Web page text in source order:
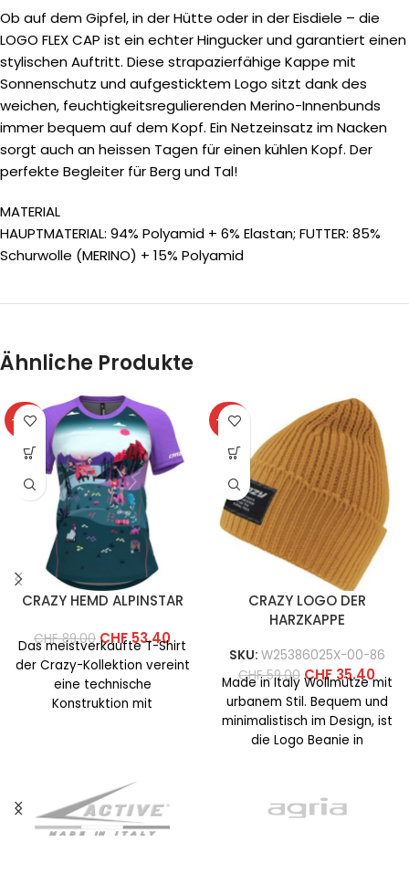
Ob auf dem Gipfel, in der Hütte oder in der Eisdiele – die
LOGO FLEX CAP ist ein echter Hingucker und garantiert einen
stylischen Auftritt. Diese strapazierfähige Kappe mit
Sonnenschutz und aufgesticktem Logo sitzt dank des
weichen, feuchtigkeitsregulierenden Merino-Innenbunds
immer bequem auf dem Kopf. Ein Netzeinsatz im Nacken
sorgt auch an heissen Tagen für einen kühlen Kopf. Der
perfekte Begleiter für Berg und Tal!
MATERIAL
HAUPTMATERIAL: 94% Polyamid + 6% Elastan; FUTTER: 85%
Schurwolle (MERINO) + 15% Polyamid
Ähnliche Produkte
-40%
CRAZY HEMD ALPINSTAR
CHF89.00 CHF53.40
Das meistverkaufte T-Shirt
der Crazy-Kollektion vereint
eine technische
Konstruktion mit
überarbeitet,
-40%
CRAZY LOGO DER
HARZKAPPE
SKU: W25386025X-00-86
CHF59.00 CHF 35.40
Made in Italy Wollmütze mit
urbanem Stil. Bequem und
minimalistisch im Design, ist
die Logo Beanie in